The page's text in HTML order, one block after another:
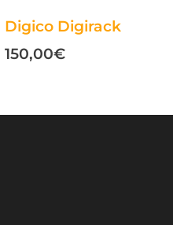
Digico Digirack
150,00€